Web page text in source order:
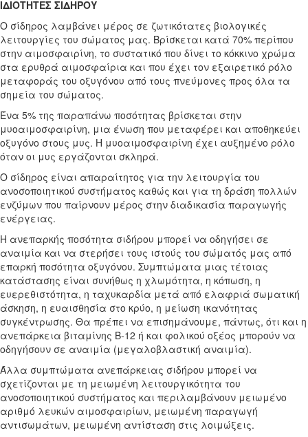
ΙΔΙOΤΗΤΕΣ ΣΙΔΗΡOΥ
O σίδηρος λαμβάνει μέρος σε ζωτικότατες βιολογικές
λειτουργίες του σώματος μας. Βρίσκεται κατά 70% περίπου
στην αιμοσφαιρίνη, το συστατικό που δίνει το κόκκινο χρώμα
στα ερυθρά αιμοσφαίρια και που έχει τον εξαιρετικό ρόλο
μεταφοράς του οξυγόνου από τους πνεύμονες προς όλα τα
σημεία του σώματος.
Ένα 5% της παραπάνω ποσότητας βρίσκεται στην
μυοαιμοσφαιρίνη, μια ένωση που μεταφέρει και αποθηκεύει
οξυγόνο στους μυς. Η μυοαιμοσφαιρίνη έχει αυξημένο ρόλο
όταν οι μυς εργάζονται σκληρά.
O σίδηρος είναι απαραίτητος για την λειτουργία του
ανοσοποιητικού συστήματος καθώς και για τη δράση πολλών
ενζύμων που παίρνουν μέρος στην διαδικασία παραγωγής
ενέργειας.
Η ανεπαρκής ποσότητα σιδήρου μπορεί να οδηγήσει σε
αναιμία και να στερήσει τους ιστούς του σώματός μας από
επαρκή ποσότητα οξυγόνου. Συμπτώματα μιας τέτοιας
κατάστασης είναι συνήθως η χλωμότητα, η κόπωση, η
ευερεθιστότητα, η ταχυκαρδία μετά από ελαφριά σωματική
άσκηση, η ευαισθησία στο κρύο, η μείωση ικανότητας
συγκέντρωσης. Θα πρέπει να επισημάνουμε, πάντως, ότι και η
ανεπάρκεια βιταμίνης Β-12 ή και φολικού οξέος μπορούν να
οδηγήσουν σε αναιμία (μεγαλοβλαστική αναιμία).
Άλλα συμπτώματα ανεπάρκειας σιδήρου μπορεί να
σχετίζονται με τη μειωμένη λειτουργικότητα του
ανοσοποιητικού συστήματος και περιλαμβάνουν μειωμένο
αριθμό λευκών αιμοσφαιρίων, μειωμένη παραγωγή
αντισωμάτων, μειωμένη αντίσταση στις λοιμώξεις.